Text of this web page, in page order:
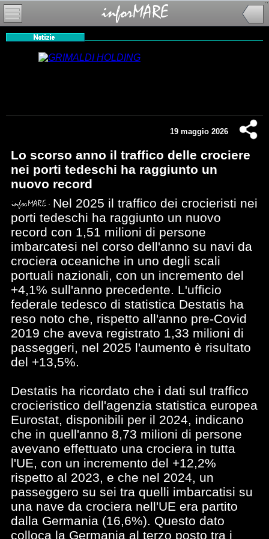
19 maggio 2026
Lo scorso anno il traffico delle crociere
nei porti tedeschi ha raggiunto un
nuovo record
Nel 2025 il traffico dei crocieristi nei
porti tedeschi ha raggiunto un nuovo
record con 1,51 milioni di persone
imbarcatesi nel corso dell'anno su navi da
crociera oceaniche in uno degli scali
portuali nazionali, con un incremento del
+4,1% sull'anno precedente. L'ufficio
federale tedesco di statistica Destatis ha
reso noto che, rispetto all'anno pre-Covid
2019 che aveva registrato 1,33 milioni di
passeggeri, nel 2025 l'aumento è risultato
del +13,5%.
Destatis ha ricordato che i dati sul traffico
crocieristico dell'agenzia statistica europea
Eurostat, disponibili per il 2024, indicano
che in quell'anno 8,73 milioni di persone
avevano effettuato una crociera in tutta
l'UE, con un incremento del +12,2%
rispetto al 2023, e che nel 2024, un
passeggero su sei tra quelli imbarcatisi su
una nave da crociera nell'UE era partito
dalla Germania (16,6%). Questo dato
colloca la Germania al terzo posto tra i